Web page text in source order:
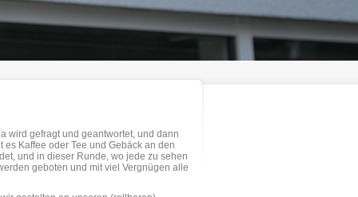
wird gefragt und geantwortet, und dann
Kaffee oder Tee und Gebäck an den
und in dieser Runde, wo jede zu sehen
geboten und mit viel Vergnügen alle